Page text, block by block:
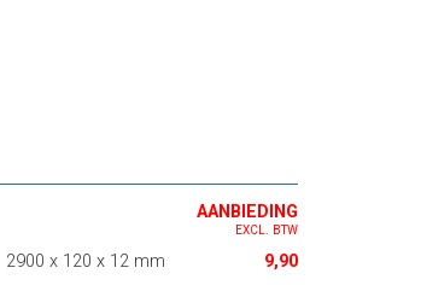
AANBIEDING
EXCL. BTW
2900 x 120 x 12 mm 9,90